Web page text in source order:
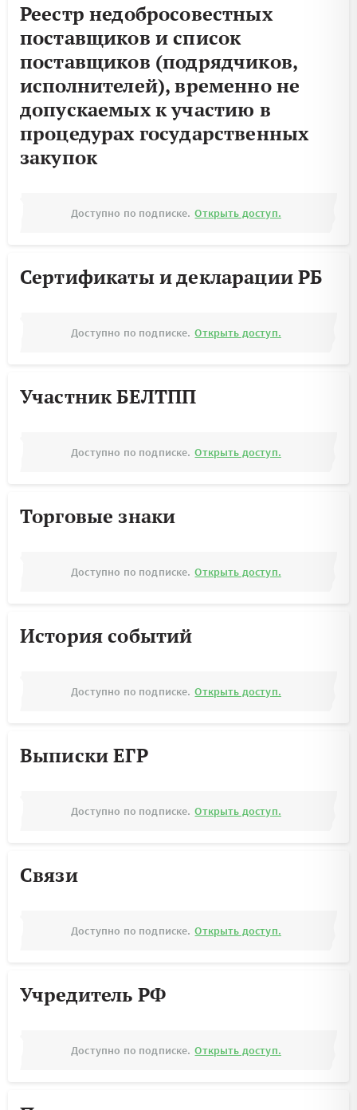
Реестр недобросовестных
поставщиков и список
поставщиков (подрядчиков,
исполнителей), временно не
допускаемых к участию в
процедурах государственных
закупок
Доступно по подписке. Открыть доступ.
Сертификаты и декларации РБ
Доступно по подписке. Открыть доступ.
Участник БЕЛТПП
Доступно по подписке. Открыть доступ.
Торговые знаки
Доступно по подписке. Открыть доступ.
История событий
Доступно по подписке. Открыть доступ.
Выписки ЕГР
Доступно по подписке. Открыть доступ.
Связи
Доступно по подписке. Открыть доступ.
Учредитель РФ
Доступно по подписке. Открыть доступ.